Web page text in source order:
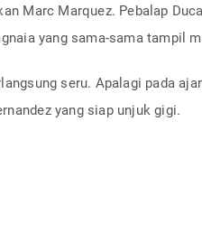
Marc Marquez. Pebalap
yang sama-sama tampil
seru. Apalagi pada
yang siap unjuk gigi.